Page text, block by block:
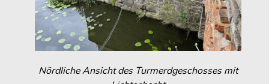
Nördliche Ansicht des Turmerdgeschosses mit